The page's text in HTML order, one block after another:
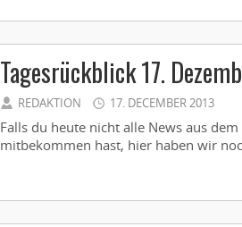
Tagesrückblick 17.
REDAKTION 17. DECEMBER 2013
Falls du heute nicht alle News aus
mitbekommen hast, hier haben wir